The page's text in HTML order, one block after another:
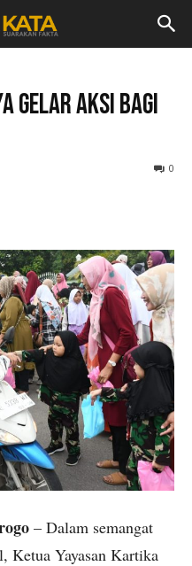
Gelar Aksi Bagi
0
– Dalam semangat
Ketua Yayasan Kartika